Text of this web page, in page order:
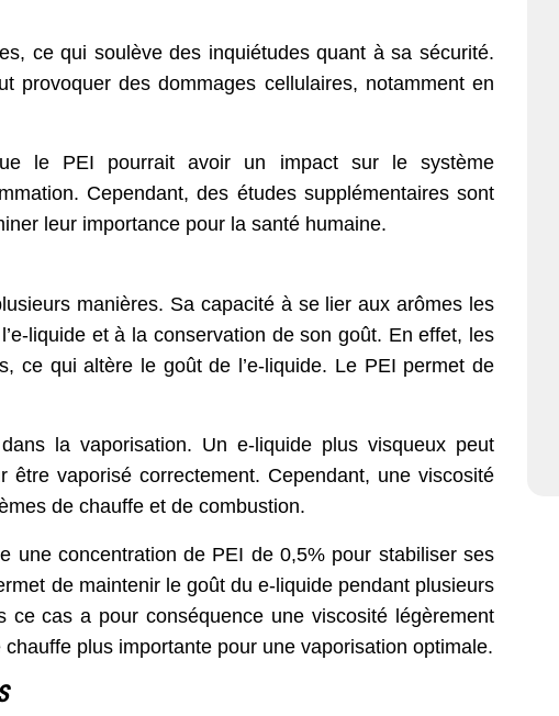
ce qui soulève des inquiétudes quant à sa sécurité.
provoquer des dommages cellulaires, notamment en
le PEI pourrait avoir un impact sur le système
Cependant, des études supplémentaires sont
leur importance pour la santé humaine.
manières. Sa capacité à se lier aux arômes les
liquide et à la conservation de son goût. En effet, les
ce qui altère le goût de l’e-liquide. Le PEI permet de
la vaporisation. Un e-liquide plus visqueux peut
être vaporisé correctement. Cependant, une viscosité
de chauffe et de combustion.
une concentration de PEI de 0,5% pour stabiliser ses
de maintenir le goût du e-liquide pendant plusieurs
ce cas a pour conséquence une viscosité légèrement
plus importante pour une vaporisation optimale.